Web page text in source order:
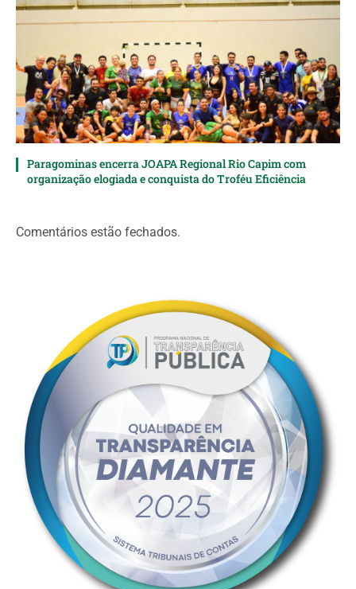
Paragominas encerra JOAPA Regional Rio Capim com
organização elogiada e conquista do Troféu Eficiência
Comentários estão fechados.